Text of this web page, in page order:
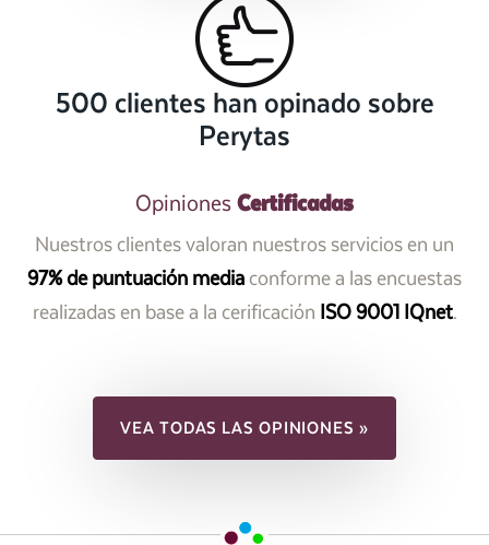
500 clientes han opinado sobre
Perytas
Opiniones Certificadas
Nuestros clientes valoran nuestros servicios en un
97% de puntuación mediaconforme a las encuestas
realizadas en base a la cerificación ISO 9001 IQnet.
VEA TODAS LAS OPINIONES »